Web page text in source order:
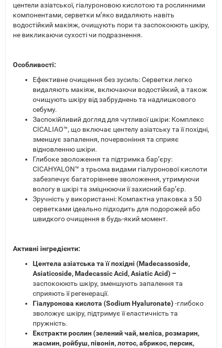
центели азіатської, гіалуроновою кислотою та рослинними
компонентами, серветки м’яко видаляють навіть
водостійкий макіяж, очищують пори та заспокоюють шкіру,
не викликаючи сухості чи подразнення.
Особливості:
Ефективне очищення без зусиль: Серветки легко
видаляють макіяж, включаючи водостійкий, а також
очищують шкіру від забруднень та надлишкового
себуму.
Заспокійливий догляд для чутливої шкіри: Комплекс
CICALIAO™, що включає центелу азіатську та її похідні,
зменшує запалення, почервоніння та сприяє
відновленню шкіри.
Глибоке зволоження та підтримка бар’єру:
CICAHYALON™ з трьома видами гіалуронової кислоти
забезпечує багаторівневе зволоження, утримуючи
вологу в шкірі та зміцнюючи її захисний бар’єр.
Зручність у використанні: Компактна упаковка з 50
серветками ідеально підходить для подорожей або
швидкого очищення в будь-який момент.
Активні інгредієнти:
Центела азіатська та її похідні (Madecassoside,
Asiaticoside, Madecassic Acid, Asiatic Acid) –
заспокоюють шкіру, зменшують запалення та
сприяють її регенерації.
Гіалуронова кислота (Sodium Hyaluronate)-глибоко
зволожує шкіру, підтримує її еластичність та
пружність.
Екстракти рослин (зелений чай, меліса, розмарин,
жасмин, ройбуш, півонія, лотос, абрикос, персик,